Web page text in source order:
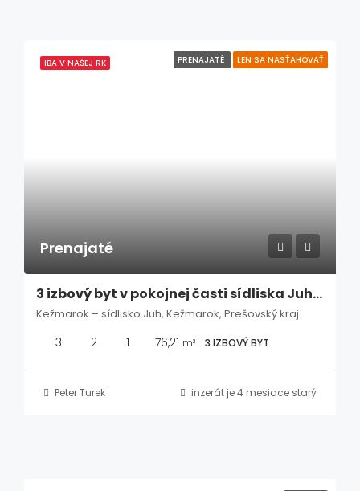
IBA V NAŠEJ RK PRENAJATÉ LEN SA NASŤAHOVAŤ
Prenajaté
3 izbový byt v pokojnej časti sídliska Juh – Kežmarok
Kežmarok – sídlisko Juh, Kežmarok, Prešovský kraj
3 2 1 76,21 m² 3 IZBOVÝ BYT
Peter Turek inzerát je 4 mesiace starý